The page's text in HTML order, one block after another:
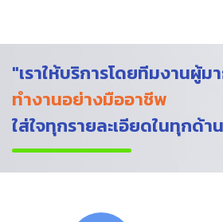
"เราให้บริการโดยทีมงานผู้
ทำงานอย่างมืออาชีพ
ใส่ใจทุกรายละเอียดในทุกด้า